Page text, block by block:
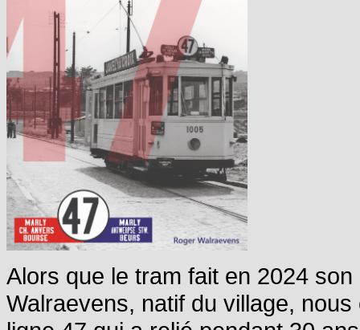
Alors que le tram fait en 2024
Walraevens, natif du village,